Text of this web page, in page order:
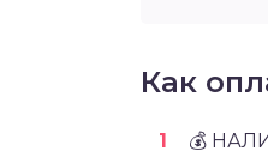
Как
💰